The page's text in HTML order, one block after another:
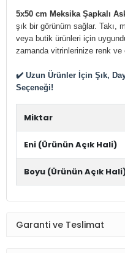
5x50 cm Meksika Şapkalı
şık bir görünüm sağlar. Takı,
veya butik ürünleri için
zamanda vitrinlerinize renk ve
✔️ Uzun Ürünler İçin Şık,
Seçeneği!
Miktar
Eni (Ürünün Açık Hali)
Boyu (Ürünün Açık
Garanti ve Teslimat